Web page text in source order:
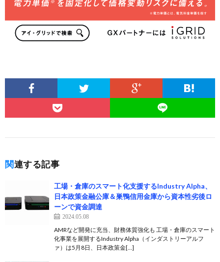
関連する記事
工場・倉庫のスマート化支援するIndustry Alpha、
日本政策金融公庫＆巣鴨信用金庫から資本性劣後ロ
ーンで資金調達
2024.05.08
AMRなど開発に充当、財務体質強化も 工場・倉庫のスマート
化事業を展開するIndustry Alpha（インダストリーアルフ
ァ）は5月8日、日本政策金[…]